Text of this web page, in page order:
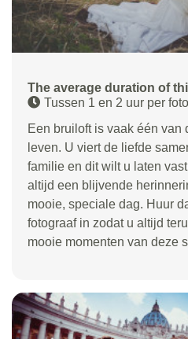
The average duration of
Tussen 1 en 2 uur per
Een bruiloft is vaak één van
leven. U viert de liefde
familie en dit wilt u laten
altijd een blijvende
mooie, speciale dag. Huur
fotograaf in zodat u altijd
mooie momenten van deze